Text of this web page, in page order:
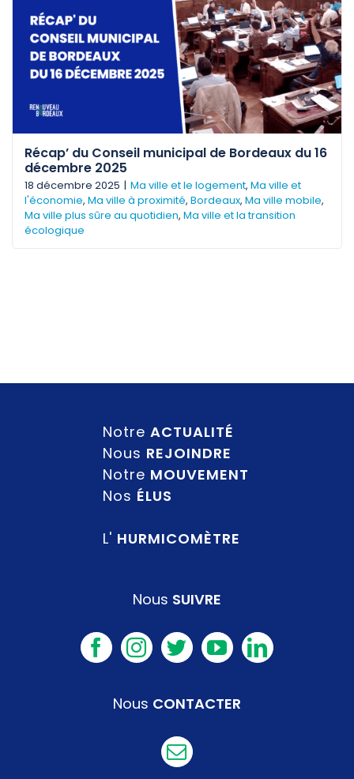
Récap’ du Conseil municipal de Bordeaux du 16
décembre 2025
18 décembre 2025 | Ma ville et le logement, Ma ville et
l'économie, Ma ville à proximité, Bordeaux, Ma ville mobile,
Ma ville plus sûre au quotidien, Ma ville et la transition
écologique
Notre ACTUALITÉ
Nous REJOINDRE
Notre MOUVEMENT
Nos ÉLUS
L' HURMICOMÈTRE
Nous SUIVRE
Nous CONTACTER